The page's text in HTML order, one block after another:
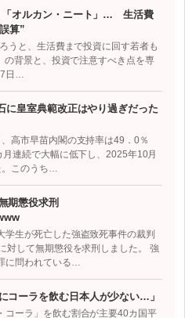
「オルカン・ニート」… 生活費
算”
うと、生活費まで投資に回す若者も
の背景と、投資で注意すべき点を専
日…
に皇室典範改正はやり過ぎだった
高市早苗内閣の支持率は49．0％
月連続で大幅に低下し、2025年10月
。このうち…
期懲役求刑
生が死亡した強盗致死事件の裁判
対して無期懲役を求刑しました。 強
に問われている…
コーラを飲む日本人が少ない…」
コーラ」を飲む割合が主要40カ国平